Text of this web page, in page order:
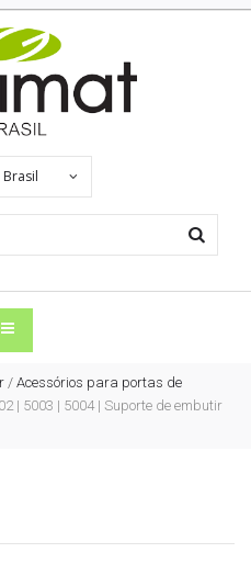
Brasil
/ Acessórios para portas de
| 5003 | 5004 | Suporte de embutir